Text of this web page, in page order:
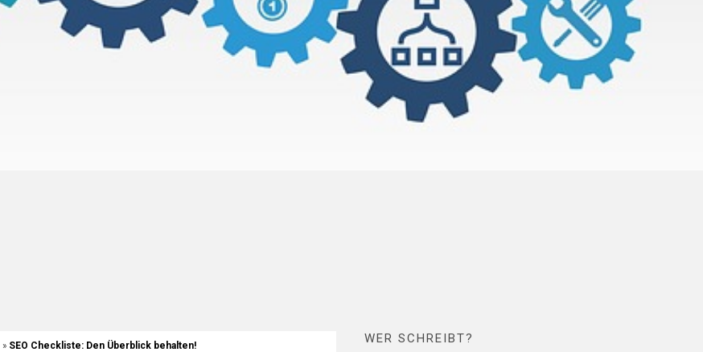
» SEO Checkliste: Den Überblick behalten! WER SCHREIBT?